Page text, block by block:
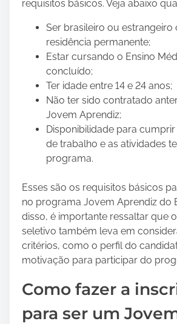
requisitos básicos. Veja abaixo
Ser brasileiro ou estrangeiro
residência permanente;
Estar cursando o Ensino
concluído;
Ter idade entre 14 e 24 anos;
Não ter sido contratado
Jovem Aprendiz;
Disponibilidade para
de trabalho e as atividades
programa.
Esses são os requisitos básicos
no programa Jovem Aprendiz do
disso, é importante ressaltar que
seletivo também leva em
critérios, como o perfil do
motivação para participar do
Como fazer a
para ser um